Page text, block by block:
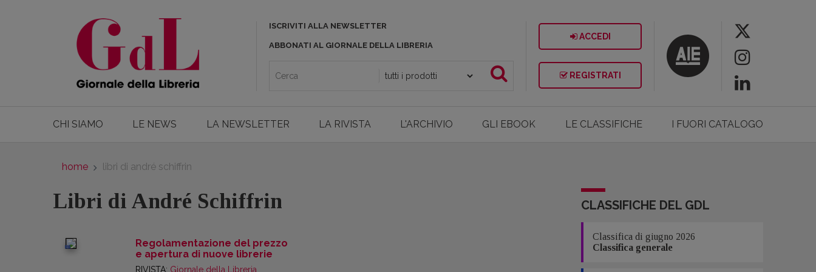
ISCRIVITI ALLA NEWSLETTER
ABBONATI AL GIORNALE DELLA LIBRERIA
ACCEDI
REGISTRATI
CHI SIAMO LE NEWS LA NEWSLETTER LA RIVISTA L'ARCHIVIO GLI EBOOK LE CLASSIFICHE I FUORI CATALOGO
home libri di andré schiffrin
Libri di André Schiffrin
Regolamentazione del prezzo
e apertura di nuove librerie
RIVISTA: Giornale della Libreria
CLASSIFICHE DEL GDL
Classifica di giugno 2026
Classifica generale